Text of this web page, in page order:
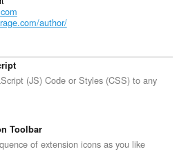
author/
(JS) Code or Styles (CSS) to any
Toolbar
of extension icons as you like